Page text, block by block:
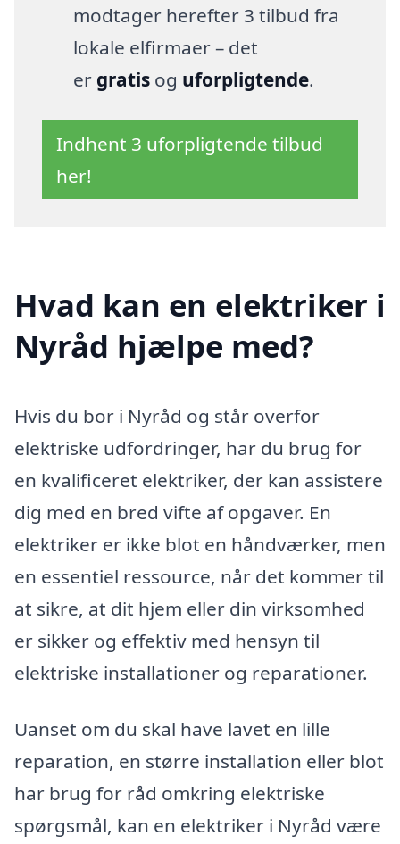
modtager herefter 3 tilbud fra
lokale elfirmaer – det
er gratisog uforpligtende.
Indhent 3 uforpligtende tilbud
her!
Hvad kan en elektriker i
Nyråd hjælpe med?
Hvis du bor i Nyråd og står overfor
elektriske udfordringer, har du brug for
en kvalificeret elektriker, der kan assistere
dig med en bred vifte af opgaver. En
elektriker er ikke blot en håndværker, men
en essentiel ressource, når det kommer til
at sikre, at dit hjem eller din virksomhed
er sikker og effektiv med hensyn til
elektriske installationer og reparationer.
Uanset om du skal have lavet en lille
reparation, en større installation eller blot
har brug for råd omkring elektriske
spørgsmål, kan en elektriker i Nyråd være